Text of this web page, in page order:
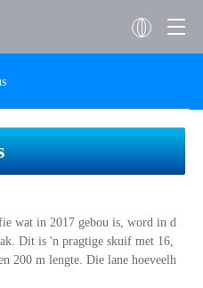
wat in 2017 gebou is, word in d
Dit is 'n pragtige skuif met 16,
200 m lengte. Die lane hoeveelh